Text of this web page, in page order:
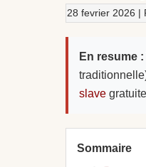
28 fevrier 2026 |
En resume :
slave
Sommaire